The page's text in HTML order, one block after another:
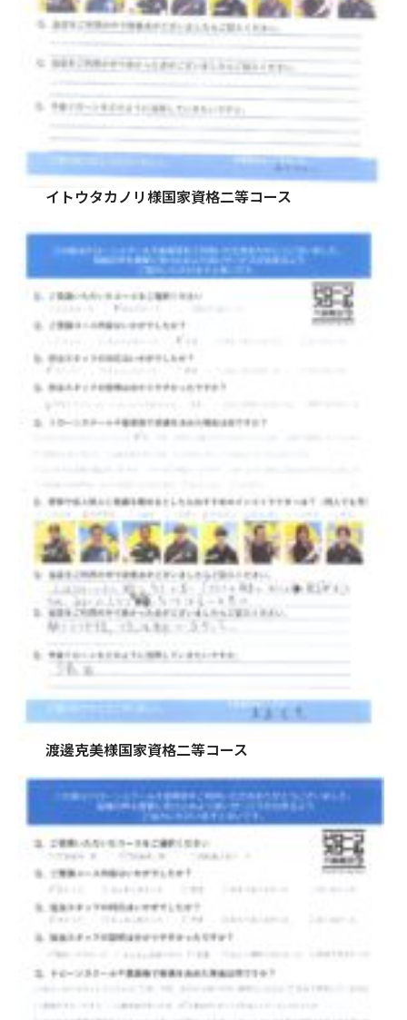
イトウタカノリ様国家資格二等コース
渡邊克美様国家資格二等コース